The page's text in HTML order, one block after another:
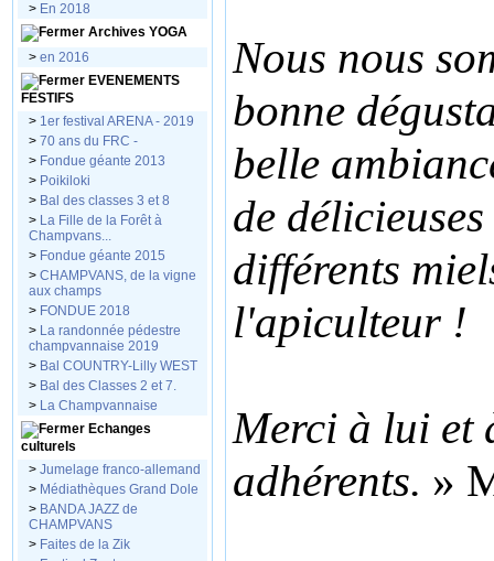
> En 2018
Archives YOGA
> en 2016
EVENEMENTS
FESTIFS
> 1er festival ARENA - 2019
> 70 ans du FRC -
> Fondue géante 2013
> Poikiloki
> Bal des classes 3 et 8
> La Fille de la Forêt à
Champvans...
> Fondue géante 2015
> CHAMPVANS, de la vigne
aux champs
> FONDUE 2018
> La randonnée pédestre
champvannaise 2019
> Bal COUNTRY-Lilly WEST
> Bal des Classes 2 et 7.
> La Champvannaise
Echanges
culturels
> Jumelage franco-allemand
> Médiathèques Grand Dole
> BANDA JAZZ de
CHAMPVANS
> Faites de la Zik
Nous nous
bonne
belle
de
différents
l'apiculteur !
Merci à lui et
adhérents. »